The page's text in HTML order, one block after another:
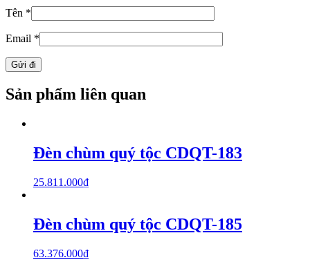
Tên *
Email *
Sản phẩm liên quan
Đèn chùm quý tộc CDQT-183
25.811.000₫
Đèn chùm quý tộc CDQT-185
63.376.000₫